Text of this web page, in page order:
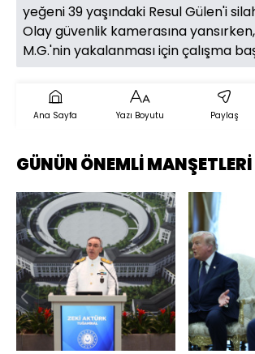
yeğeni 39 yaşındaki Resul Gülen'i
Olay güvenlik kamerasına
M.G.'nin yakalanması için çalışma
Ana Sayfa Yazı Boyutu Paylaş
GÜNÜN ÖNEMLİ MANŞETLERİ